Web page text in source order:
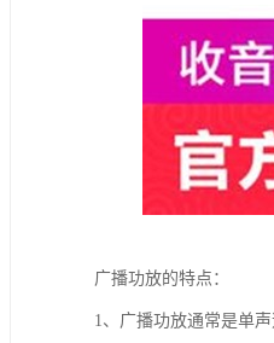
广播功放的特点：
1、广播功放通常是单